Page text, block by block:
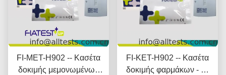
FI-MET-H902 -- Κασέτα
δοκιμής μεμονωμένων
FI-KET-H902 -- Κασέτα
δοκιμής φαρμάκων - Κ-